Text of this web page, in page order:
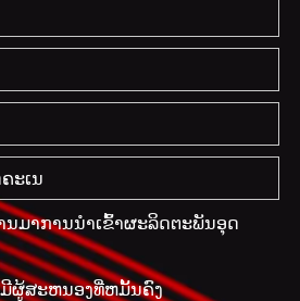
ມາການນໍາເຂົ້າຜະລິດຕະພັນອຸດ
ຜູ້ສະຫນອງທີ່ຫມັ້ນຄົງ